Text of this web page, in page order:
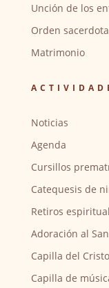
Unción de los
Orden
Matrimonio
Noticias
Agenda
Cursillos
Catequesis de
Retiros
Adoración al
Capilla del
Capilla de